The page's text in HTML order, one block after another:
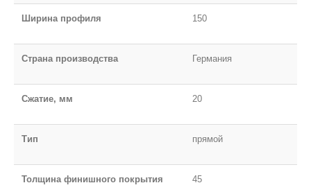
Ширина профиля 150
Страна производства Германия
Сжатие, мм 20
Тип прямой
Толщина финишного покрытия 45